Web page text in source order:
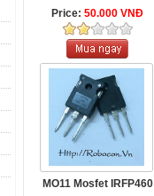
Price: 50.000 VNĐ
MO11 Mosfet IRFP460